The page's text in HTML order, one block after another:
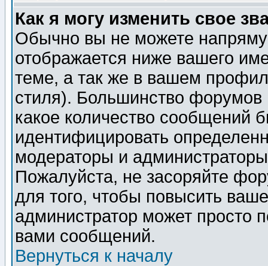
Как я могу изменить свое
Обычно вы не можете
отображается ниже вашего
теме, а так же в вашем
стиля). Большинство форумов
какое количество сообщений
идентифицировать
модераторы и
Пожалуйста, не засоряйте
для того, чтобы повысить
администратор может просто
вами сообщений.
Вернуться к началу